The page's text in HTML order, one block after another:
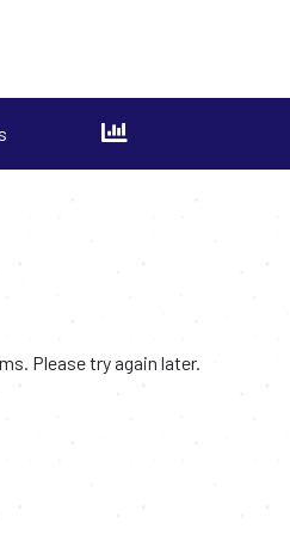
Please try again later.